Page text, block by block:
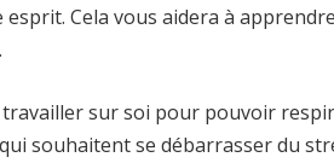
Cela vous aidera à
sur soi pour pouvoir
souhaitent se débarrasser du